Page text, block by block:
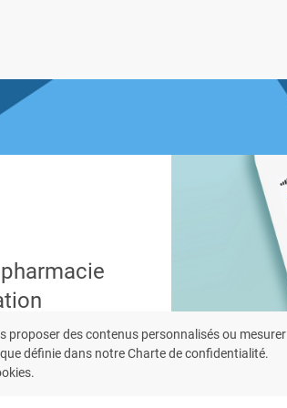
proposer des contenus personnalisés ou mesurer
définie dans notre Charte de confidentialité.